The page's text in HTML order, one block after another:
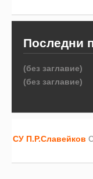
Последни
(без заглавие)
(без заглавие)
СУ П.Р.Славейков